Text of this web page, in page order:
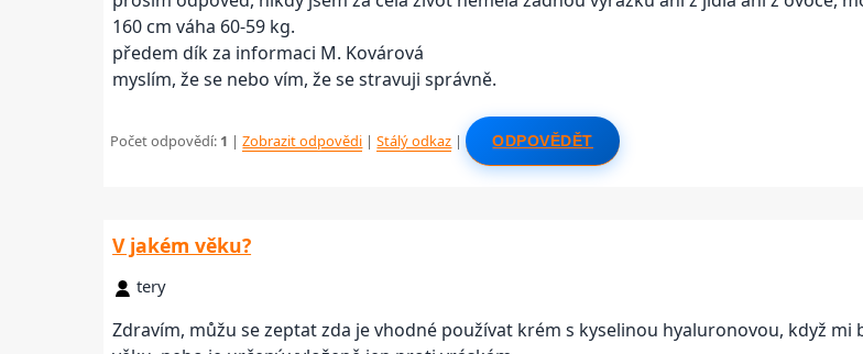
160 cm váha 60-59 kg.
předem dík za informaci M. Kovárová
myslím, že se nebo vím, že se stravuji správně.
Počet odpovědí: 1 |Zobrazit odpovědi |Stálý odkaz | ODPOVĚDĚT
V jakém věku?
tery
Zdravím, můžu se zeptat zda je vhodné používat krém s kyselinou hyaluronovou, když mi